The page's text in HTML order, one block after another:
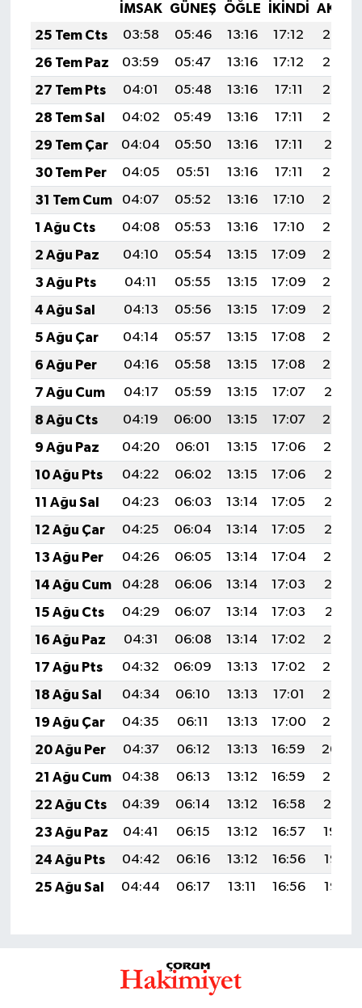
İMSAK GÜNEŞ ÖĞLE İKINDI
25 Tem Cts
03:58 05:46 13:16 17:12
20:35
26 Tem Paz
03:59 05:47 13:16 17:12
20:34
27 Tem Pts
04:01 05:48 13:16 17:11
20:33
28 Tem Sal
04:02 05:49 13:16 17:11
20:32
29 Tem Çar
04:04 05:50 13:16 17:11
20:31
30 Tem Per
04:05 05:51 13:16 17:11
20:30
31 Tem Cum
04:07 05:52 13:16 17:10
20:29
1 Ağu Cts
04:08 05:53 13:16 17:10
20:28
2 Ağu Paz
04:10 05:54 13:15 17:09
20:27
3 Ağu Pts
04:11 05:55 13:15 17:09
20:26
4 Ağu Sal
04:13 05:56 13:15 17:09
20:25
5 Ağu Çar
04:14 05:57 13:15 17:08
20:24
6 Ağu Per
04:16 05:58 13:15 17:08
20:23
7 Ağu Cum
04:17 05:59 13:15 17:07
20:21
8 Ağu Cts
04:19 06:00 13:15 17:07
20:20
9 Ağu Paz
04:20 06:01 13:15 17:06
20:19
10 Ağu Pts
04:22 06:02 13:15 17:06
20:18
11 Ağu Sal
04:23 06:03 13:14 17:05
20:16
12 Ağu Çar
04:25 06:04 13:14 17:05
20:15
13 Ağu Per
04:26 06:05 13:14 17:04
20:14
14 Ağu Cum
04:28 06:06 13:14 17:03
20:12
15 Ağu Cts
04:29 06:07 13:14 17:03
20:11
16 Ağu Paz
04:31 06:08 13:14 17:02
20:10
17 Ağu Pts
04:32 06:09 13:13 17:02
20:08
18 Ağu Sal
04:34 06:10 13:13 17:01
20:07
19 Ağu Çar
04:35 06:11 13:13 17:00
20:05
20 Ağu Per
04:37 06:12 13:13 16:59
20:04
21 Ağu Cum
04:38 06:13 13:12 16:59
20:02
22 Ağu Cts
04:39 06:14 13:12 16:58
20:01
23 Ağu Paz
04:41 06:15 13:12 16:57
19:59
24 Ağu Pts
04:42 06:16 13:12 16:56
19:58
25 Ağu Sal
04:44 06:17 13:11 16:56 19:56